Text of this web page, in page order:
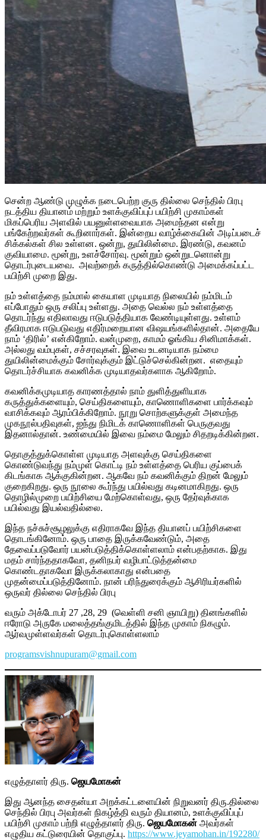
சென்ற ஆண்டு முழுக்க நடைபெற்ற குரு தில்லை செந்தில் பிரபு
நடத்திய தியானம் மற்றும் உளக்குவிப்புப் பயிற்சி முகாம்கள்
மிகப்பெரிய அளவில் பயனுள்ளவையாக அமைந்தன என்று
பங்கேற்றவர்கள் கூறினார்கள். இன்றைய வாழ்க்கையின் அடிப்படைச்
சிக்கல்கள் சில உள்ளன. ஒன்று, துயிலின்மை. இரண்டு, கவனம்
குவியாமை. மூன்று, உளச்சோர்வு. மூன்றும் ஒன்றுடனொன்று
தொடர்புடையவை. அவற்றைக் கருத்தில்கொண்டு அமைக்கப்பட்ட
பயிற்சி முறை இது.
நம் உள்ளத்தை நம்மால் கையாள முடியாத நிலையில் நம்மிடம்
எப்போதும் ஒரு சலிப்பு உள்ளது. அதை வெல்ல நம் உள்ளத்தை
தொடர்ந்து எதிலாவது ஈடுபடுத்தியாக வேண்டியுள்ளது. உள்ளம்
தீவிரமாக ஈடுபடுவது எதிர்மறையான விஷயங்களில்தான். அதையே
நாம் ‘திரில்’ என்கிறோம். வன்முறை, காமம் ஓங்கிய சினிமாக்கள்.
அல்லது வம்புகள், சச்சரவுகள். இவை உடனடியாக நம்மை
துயிலின்மைக்கும் சோர்வுக்கும் இட்டுச்செல்கின்றன. எதையும்
தொடர்ச்சியாக கவனிக்க முடியாதவர்களாக ஆகிறோம்.
கவனிக்கமுடியாத காரணத்தால் நாம் துளித்துளியாக
கருத்துக்களையும், செய்திகளையும், காணொளிகளை பார்க்கவும்
வாசிக்கவும் ஆரம்பிக்கிறோம். நூறு சொற்களுக்குள் அமைந்த
முகநூல்பதிவுகள், ஐந்து நிமிடக் காணொளிகள் பெருகுவது
இதனால்தான். உண்மையில் இவை நம்மை மேலும் சிதறடிக்கின்றன.
தொகுத்துக்கொள்ள முடியாத அளவுக்கு செய்திகளை
கொண்டுவந்து நம்முள் கொட்டி நம் உள்ளத்தை பெரிய குப்பைக்
கிடங்காக ஆக்குகின்றன. ஆகவே நம் கவனிக்கும் திறன் மேலும்
குறைகிறது. ஒரு நூலை கூர்ந்து பயில்வது கடினமாகிறது. ஒரு
தொழில்முறை பயிற்சியை மேற்கொள்வது, ஒரு தேர்வுக்காக
பயில்வது இயல்வதில்லை.
இந்த நச்சுச்சூழலுக்கு எதிராகவே இந்த தியானப் பயிற்சிகளை
தொடங்கினோம். ஒரு பாதை இருக்கவேண்டும், அதை
தேவைப்படுவோர் பயன்படுத்திக்கொள்ளலாம் என்பதற்காக. இது
மதம் சார்ந்ததாகவோ, தனிநபர் வழிபாட்டுத்தன்மை
கொண்டதாகவோ இருக்கலாகாது என்பதை
முதன்மைப்படுத்தினோம். நான் பரிந்துரைக்கும் ஆசிரியர்களில்
ஒருவர் தில்லை செந்தில் பிரபு
வரும் அக்டோபர் 27 ,28, 29 (வெள்ளி சனி ஞாயிறு) தினங்களில்
ஈரோடு அருகே மலைத்தங்குமிடத்தில் இந்த முகாம் நிகழும்.
ஆர்வமுள்ளவர்கள் தொடர்புகொள்ளலாம்
programsvishnupuram@gmail.com
எழுத்தாளர் திரு. ஜெயமோகன்
இது ஆனந்த சைதன்யா அறக்கட்டளையின் நிறுவனர் திரு.தில்லை
செந்தில் பிரபு அவர்கள் நிகழ்த்தி வரும் தியானம், உளக்குவிப்புப்
பயிற்சி முகாம் பற்றி எழுத்தாளர் திரு. ஜெயமோகன் அவர்கள்
எழுதிய கட்டுரையின் தொகுப்பு. https://www.jeyamohan.in/192280/